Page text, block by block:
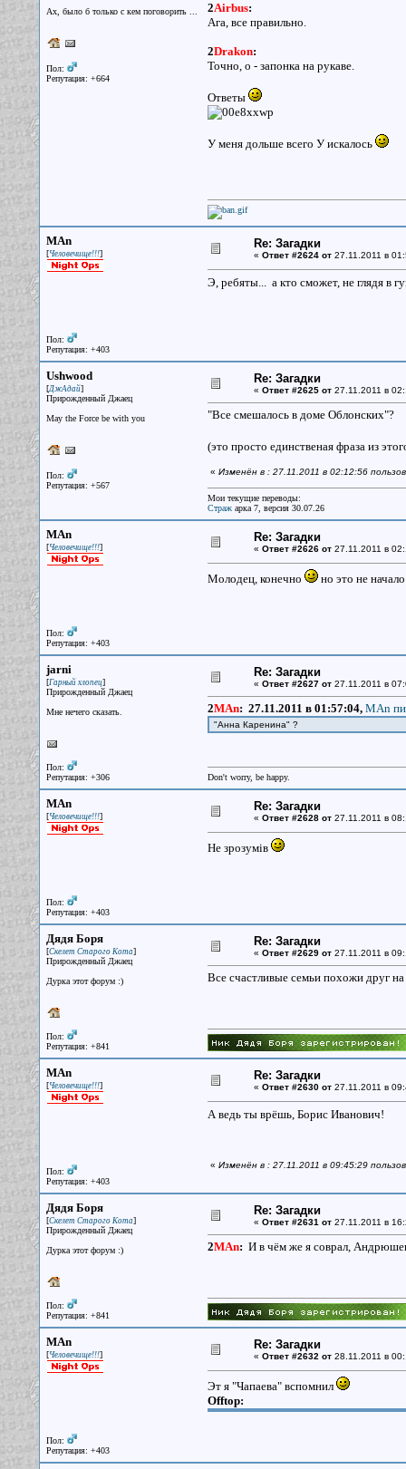
Ах, было б только с кем поговорить ...
Пол:
Репутация: +664
2Airbus:
Ага, все правильно.
2Drakon:
Точно, о - запонка на рукаве.
Ответы
У меня дольше всего У искалось
MAn
[Человечище!!!]
Пол:
Репутация: +403
Re: Загадки
« Ответ #2624 от27.11.2011 в
Э, ребяты... а кто сможет, не глядя в
Ushwood
[ДжАдай]
Прирожденный Джаец
May the Force be with you
Пол:
Репутация: +567
Re: Загадки
« Ответ #2625 от27.11.2011 в
"Все смешалось в доме Облонских"?
(это просто единственая фраза из
« Изменён в : 27.11.2011 в 02:12:56
Мои текущие переводы:
Стражарка 7, версия 30.07.26
MAn
[Человечище!!!]
Пол:
Репутация: +403
Re: Загадки
« Ответ #2626 от27.11.2011 в
Молодец, конечно но это не
jarni
[Гарный хлопец]
Прирожденный Джаец
Мне нечего сказать.
Пол:
Репутация: +306
Re: Загадки
« Ответ #2627 от27.11.2011 в
2MAn: 27.11.2011 в 01:57:04, MAn
"Анна Каренина" ?
Don't worry, be happy.
MAn
[Человечище!!!]
Пол:
Репутация: +403
Re: Загадки
« Ответ #2628 от27.11.2011 в
Не зрозумiв
Дядя Боря
[Скелет Старого Кота]
Прирожденный Джаец
Дурка этот форум :)
Пол:
Репутация: +841
Re: Загадки
« Ответ #2629 от27.11.2011 в
Все счастливые семьи похожи друг на
MAn
[Человечище!!!]
Пол:
Репутация: +403
Re: Загадки
« Ответ #2630 от27.11.2011 в
А ведь ты врёшь, Борис Иванович!
« Изменён в : 27.11.2011 в 09:45:29
Дядя Боря
[Скелет Старого Кота]
Прирожденный Джаец
Дурка этот форум :)
Пол:
Репутация: +841
Re: Загадки
« Ответ #2631 от27.11.2011 в
2MAn: И в чём же я соврал,
MAn
[Человечище!!!]
Пол:
Репутация: +403
Re: Загадки
« Ответ #2632 от28.11.2011 в
Эт я "Чапаева" вспомнил
Offtop: